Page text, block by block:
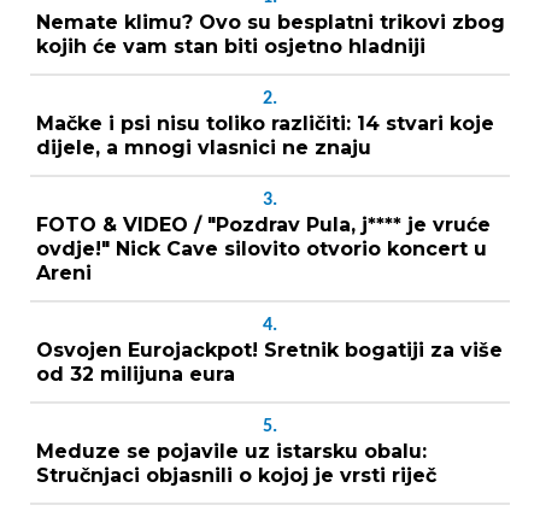
Nemate klimu? Ovo su besplatni trikovi zbog
kojih će vam stan biti osjetno hladniji
2.
Mačke i psi nisu toliko različiti: 14 stvari koje
dijele, a mnogi vlasnici ne znaju
3.
FOTO & VIDEO / "Pozdrav Pula, j**** je vruće
ovdje!" Nick Cave silovito otvorio koncert u
Areni
4.
Osvojen Eurojackpot! Sretnik bogatiji za više
od 32 milijuna eura
5.
Meduze se pojavile uz istarsku obalu:
Stručnjaci objasnili o kojoj je vrsti riječ